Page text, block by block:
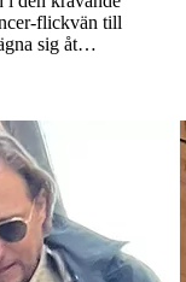
flickvän till
sig åt…